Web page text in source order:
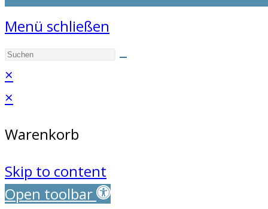
Menü schließen
×
×
Warenkorb
Skip to content
Open toolbar